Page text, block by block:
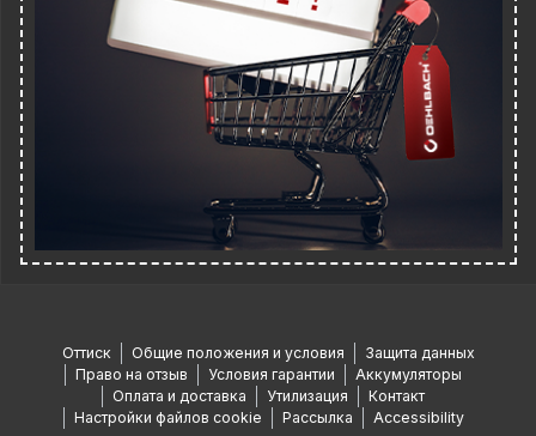
Оттиск Общие положения и условия
Защита данных
Право на отзыв
Условия гарантии
Аккумуляторы
Оплата и доставка
Утилизация
Контакт
Настройки файлов cookie
Рассылка Accessibility